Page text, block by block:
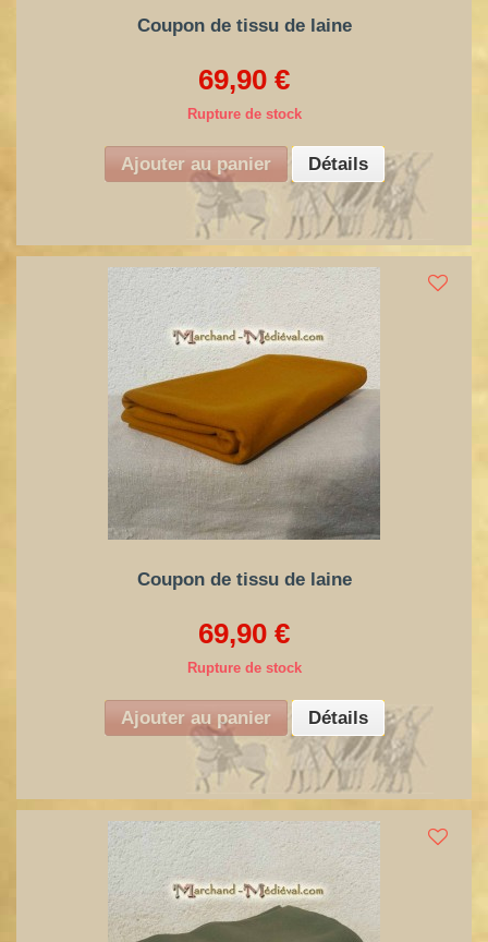
Coupon de tissu de laine
69,90 €
Rupture de stock
Ajouter au panier Détails
Coupon de tissu de laine
69,90 €
Rupture de stock
Ajouter au panier Détails